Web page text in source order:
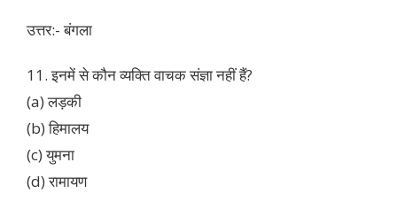
उत्तर:- बंगला
11. इनमें से कौन व्यक्ति वाचक संज्ञा नहीं हैं?
(a) लड़की
(b) हिमालय
(c) युमना
(d) रामायण